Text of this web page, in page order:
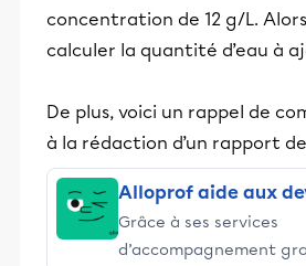
concentration de 12 g/L.
calculer la quantité d’eau à
De plus, voici un rappel de
à la rédaction d’un rapport
Alloprof aide aux
Grâce à ses services
d’accompagnement